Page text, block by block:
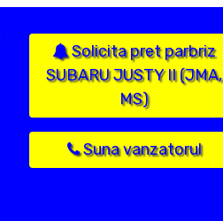
Solicita pret parbriz
SUBARU JUSTY II (JMA,
MS)
Suna vanzatorul